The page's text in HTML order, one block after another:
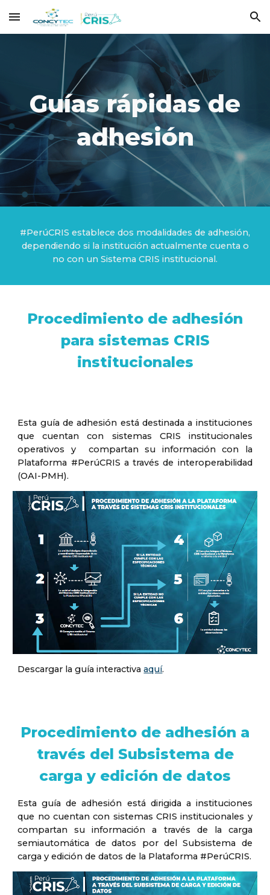
Skip to main content Skip to navigation
Guías rápidas de
adhesión
#PerúCRIS establece dos modalidades de adhesión,
dependiendo si la institución actualmente cuenta o
no con un Sistema CRIS institucional.
Procedimiento de adhesión
para sistemas CRIS
institucionales
Esta guía de adhesión está destinada a instituciones
que cuentan con sistemas CRIS institucionales
operativos y compartan su información con la
Plataforma #PerúCRIS a través de interoperabilidad
(OAI-PMH).
Descargar la guía interactivaaquí.
Procedimiento de adhesión a
través del Subsistema de
carga y edición de datos
Esta guía de adhesión está dirigida a instituciones
que no cuentan con sistemas CRIS institucionales y
compartan su información a través de la carga
semiautomática de datos por del Subsistema de
carga y edición de datos de la Plataforma #PerúCRIS.